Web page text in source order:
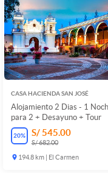
CASA HACIENDA SAN JOSÉ
Alojamiento 2 Dias - 1
para 2 + Desayuno + Tour
20% S/ 545.00
S/ 682.00
194.8 km | El Carmen